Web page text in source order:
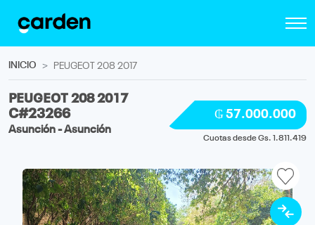
INICIO PEUGEOT 208 2017
PEUGEOT 208 2017
C#23266
Asunción - Asunción
₲ 57.000.000
Cuotas desde Gs. 1.811.419